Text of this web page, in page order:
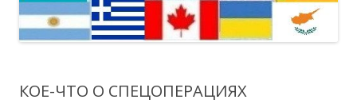
КOЕ-ЧТO O CПЕЦOПЕРАЦИЯХ